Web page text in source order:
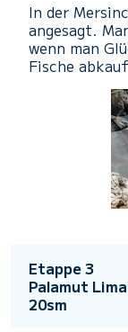
In der
angesagt.
wenn man
Fische
Etappe 3
Palamut
20sm